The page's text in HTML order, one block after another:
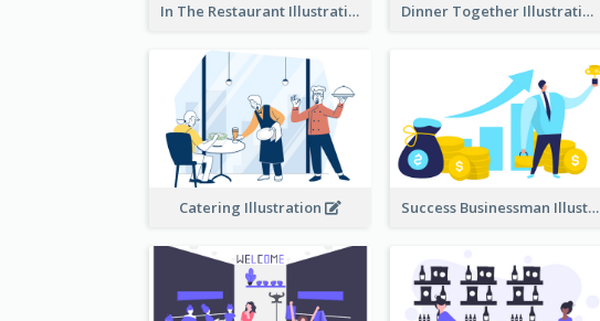
In The Restaurant Illustration Dinner Together Illustration
Catering Illustration Success Businessman Illustration